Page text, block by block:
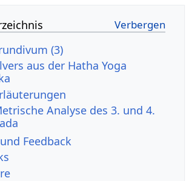
(3)
aus der Hatha Yoga
Analyse des 3. und 4.
Feedback